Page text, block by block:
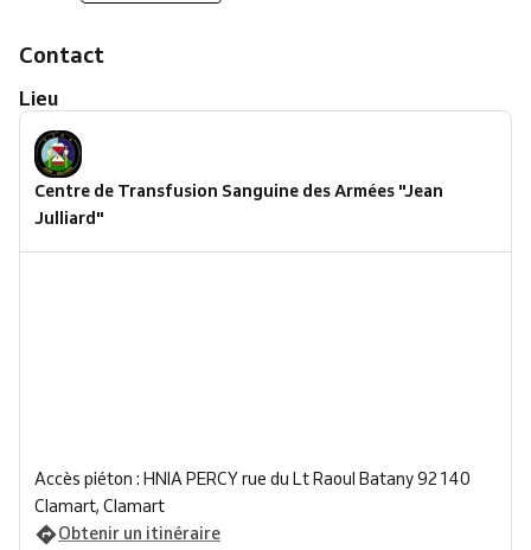
Contact
Lieu
Centre de Transfusion Sanguine des Armées "Jean
Julliard"
Accès piéton : HNIA PERCY rue du Lt Raoul Batany 92140
Clamart, Clamart
Obtenir un itinéraire